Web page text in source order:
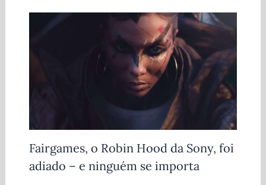
Fairgames, o Robin Hood da Sony, foi
adiado – e ninguém se importa